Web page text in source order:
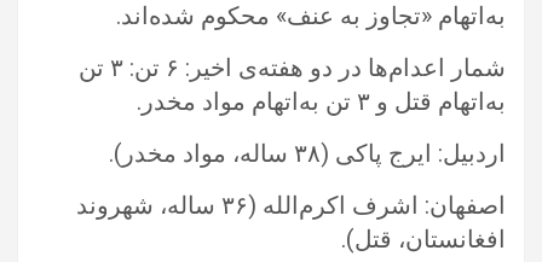
به‌اتهام «تجاوز به عنف» محکوم شده‌اند.‏
شمار اعدام‌ها در دو هفته‌ی اخیر: ۶ تن: ۳ تن
به‌اتهام قتل و ۳ تن به‌اتهام مواد مخدر.‏
اردبیل: ایرج پاکی (۳۸ ساله، مواد مخدر).‏
اصفهان: اشرف اکرم‌الله (۳۶ ساله، شهروند
افغانستان، قتل).‏